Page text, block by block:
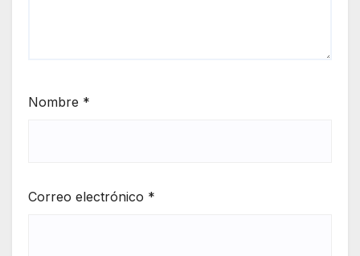
Nombre *
Correo electrónico *